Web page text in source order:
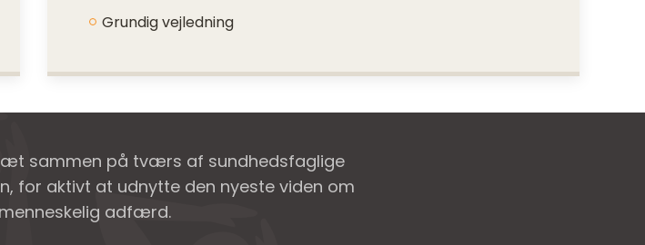
Grundig vejledning
sammen på tværs af sundhedsfaglige
for aktivt at udnytte den nyeste viden om
adfærd.